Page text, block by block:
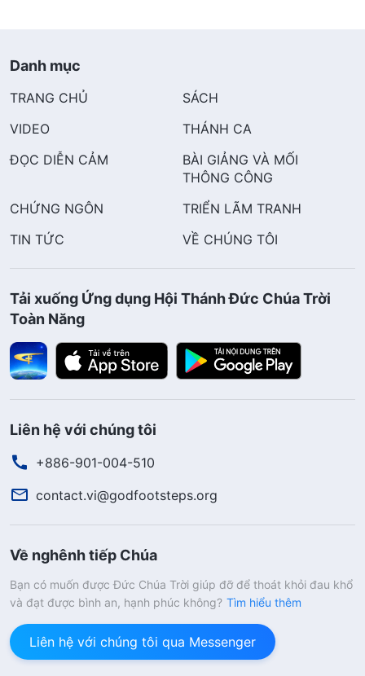
Danh mục
TRANG CHỦ
SÁCH
VIDEO
THÁNH CA
ĐỌC DIỄN CẢM
BÀI GIẢNG VÀ MỐI
THÔNG CÔNG
CHỨNG NGÔN
TRIỂN LÃM TRANH
TIN TỨC
VỀ CHÚNG TÔI
Tải xuống Ứng dụng Hội Thánh Đức Chúa Trời
Toàn Năng
Liên hệ với chúng tôi
+886-901-004-510
contact.vi@godfootsteps.org
Về nghênh tiếp Chúa
Bạn có muốn được Đức Chúa Trời giúp đỡ để thoát khỏi đau khổ
và đạt được bình an, hạnh phúc không? Tìm hiểu thêm
Liên hệ với chúng tôi qua Messenger